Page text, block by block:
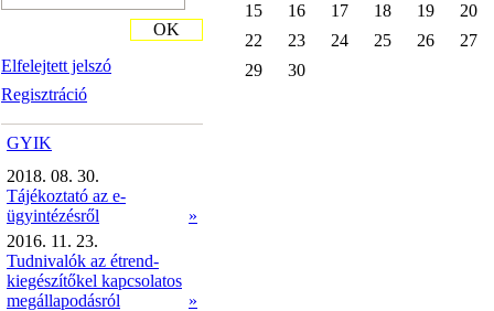
Elfelejtett jelszó
Regisztráció
OK
GYIK
2018. 08. 30.
Tájékoztató az e-
ügyintézésről
»
2016. 11. 23.
Tudnivalók az étrend-
kiegészítőkel kapcsolatos
megállapodásról
»
15
16 17 18 19
20
22
23 24 25 26
27
29
30